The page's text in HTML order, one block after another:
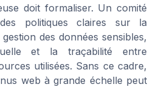
doit formaliser. Un comité
politiques claires sur la
des données sensibles,
et la traçabilité entre
utilisées. Sans ce cadre,
web à grande échelle peut